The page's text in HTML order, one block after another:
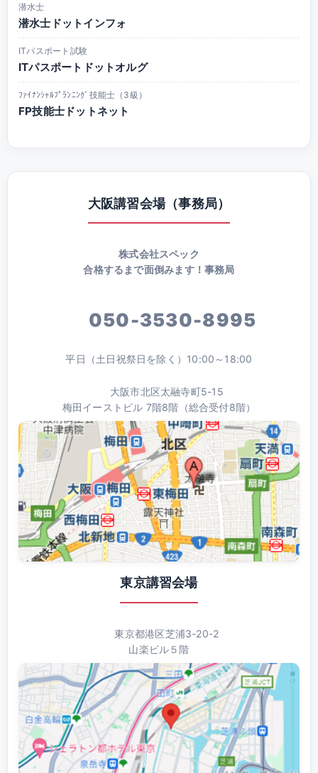
潜水士
潜水士ドットインフォ
ITパスポート試験
ITパスポートドットオルグ
ﾌｧｲﾅﾝｼｬﾙﾌﾟﾗﾝﾆﾝｸﾞ技能士（3級）
FP技能士ドットネット
大阪講習会場（事務局）
株式会社スペック
合格するまで面倒みます！事務局
050-3530-8995
平日（土日祝祭日を除く）10:00～18:00
大阪市北区太融寺町5-15
梅田イーストビル 7階8階（総合受付8階）
東京講習会場
東京都港区芝浦3-20-2
山楽ビル５階